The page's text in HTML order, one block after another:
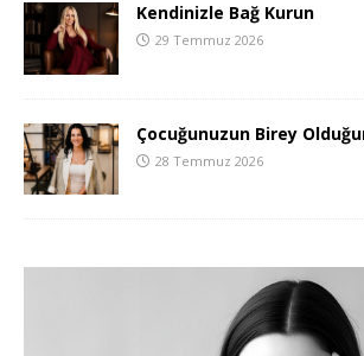
Kendinizle Bağ Kurun
29 Temmuz 2026
Çocuğunuzun Birey
28 Temmuz 2026